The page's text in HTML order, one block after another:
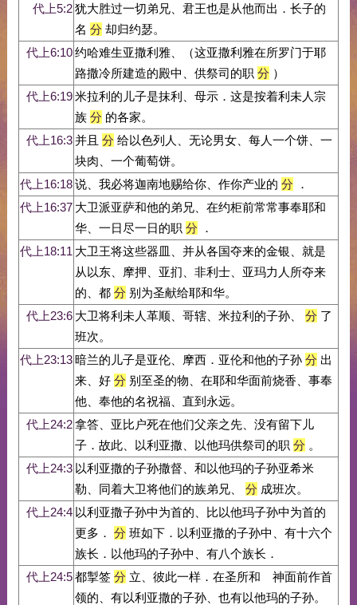
代上5:2犹大胜过一切弟兄、君王也是从他而出．长子的
名 分却归约瑟。
代上6:10约哈难生亚撒利雅、（这亚撒利雅在所罗门于耶
路撒冷所建造的殿中、供祭司的职 分）
代上6:19米拉利的儿子是抹利、母示．这是按着利未人宗
族 分的各家。
代上16:3并且 分给以色列人、无论男女、每人一个饼、一
块肉、一个葡萄饼。
代上16:18说、我必将迦南地赐给你、作你产业的 分．
代上16:37 大卫派亚萨和他的弟兄、在约柜前常常事奉耶和
华、一日尽一日的职 分．
代上18:11 大卫王将这些器皿、并从各国夺来的金银、就是
从以东、摩押、亚扪、非利士、亚玛力人所夺来
的、都 分别为圣献给耶和华。
代上23:6 大卫将利未人革顺、哥辖、米拉利的子孙、 分了
班次。
代上23:13暗兰的儿子是亚伦、摩西．亚伦和他的子孙 分出
来、好 分别至圣的物、在耶和华面前烧香、事奉
他、奉他的名祝福、直到永远。
代上24:2拿答、亚比户死在他们父亲之先、没有留下儿
子．故此、以利亚撒、以他玛供祭司的职 分。
代上24:3 以利亚撒的子孙撒督、和以他玛的子孙亚希米
勒、同着大卫将他们的族弟兄、
分成班次。
代上24:4 以利亚撒子孙中为首的、比以他玛子孙中为首的
更多． 分班如下．以利亚撒的子孙中、有十六个
族长．以他玛的子孙中、有八个族长．
代上24:5都掣签 分立、彼此一样．在圣所和 神面前作首
领的、有以利亚撒的子孙、也有以他玛的子孙。